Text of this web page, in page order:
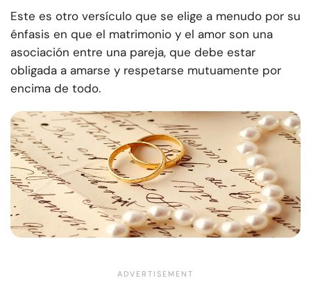
Este es otro versículo que se elige a menudo por su
énfasis en que el matrimonio y el amor son una
asociación entre una pareja, que debe estar
obligada a amarse y respetarse mutuamente por
encima de todo.